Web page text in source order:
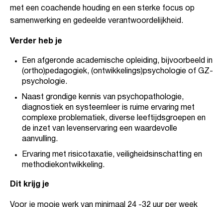
met een coachende houding en een sterke focus op
samenwerking en gedeelde verantwoordelijkheid.
Verder heb je
Een afgeronde academische opleiding, bijvoorbeeld in
(ortho)pedagogiek, (ontwikkelings)psychologie of GZ-
psychologie.
Naast grondige kennis van psychopathologie,
diagnostiek en systeemleer is ruime ervaring met
complexe problematiek, diverse leeftijdsgroepen en
de inzet van levenservaring een waardevolle
aanvulling.
Ervaring met risicotaxatie, veiligheidsinschatting en
methodiekontwikkeling.
Dit krijg je
Voor je mooie werk van minimaal 24 -32 uur per week